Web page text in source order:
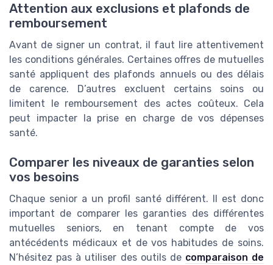
Attention aux exclusions et plafonds de
remboursement
Avant de signer un contrat, il faut lire attentivement
les conditions générales. Certaines offres de mutuelles
santé appliquent des plafonds annuels ou des délais
de carence. D’autres excluent certains soins ou
limitent le remboursement des actes coûteux. Cela
peut impacter la prise en charge de vos dépenses
santé.
Comparer les niveaux de garanties selon
vos besoins
Chaque senior a un profil santé différent. Il est donc
important de comparer les garanties des différentes
mutuelles seniors, en tenant compte de vos
antécédents médicaux et de vos habitudes de soins.
N’hésitez pas à utiliser des outils de comparaison de